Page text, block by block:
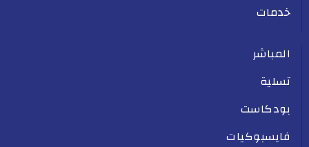
خدمات
المباشر
تسلية
بودكاست
فايسبوكيات